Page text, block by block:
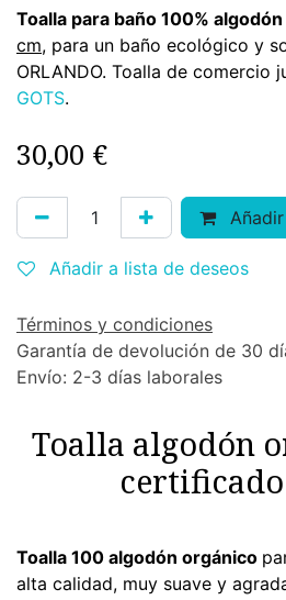
Toalla para baño 100%
cm, para un baño ecológico y
ORLANDO. Toalla de comercio
GOTS.
30,00 €
Añadir a lista de deseos
Términos y condiciones
Garantía de devolución de 30
Envío: 2-3 días laborales
Toalla algodón
certificado
Toalla 100 algodón orgánico
alta calidad, muy suave y